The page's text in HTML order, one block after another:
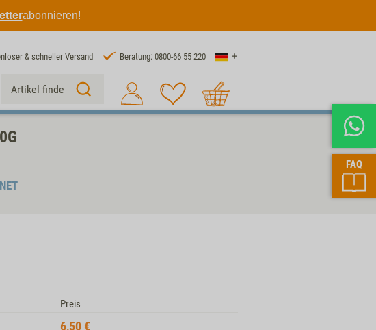
abonnieren!
FAQ
& schneller Versand Beratung: 0800-66 55 220 Land
Suche 1
Preis
6,50€